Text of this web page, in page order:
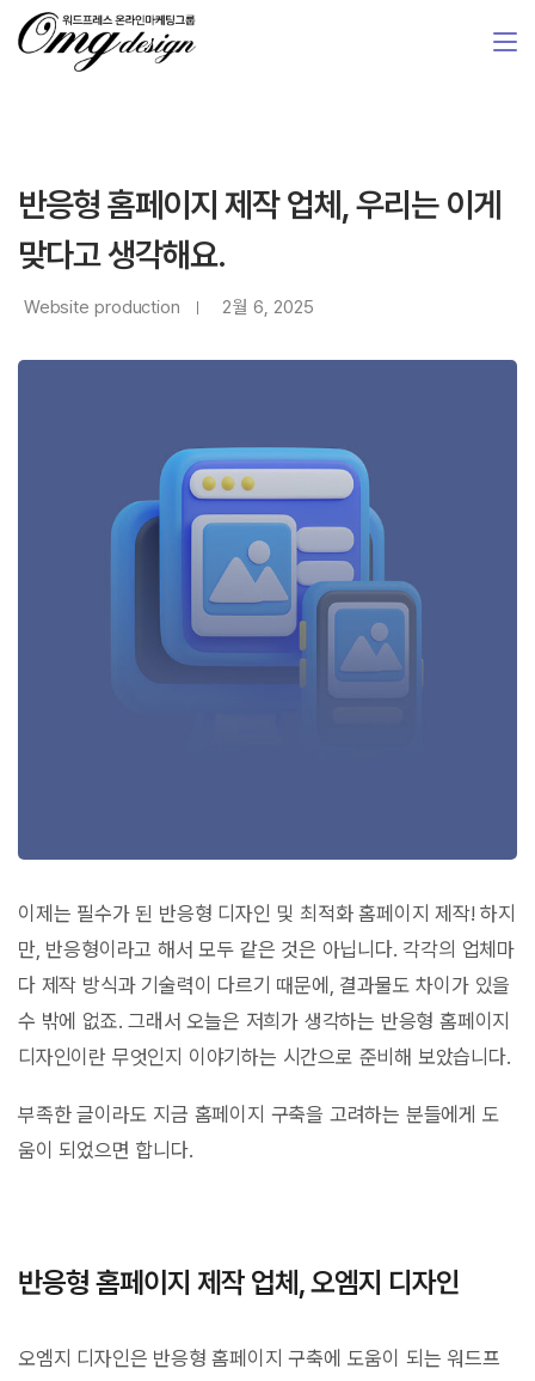
반응형 홈페이지 제작 업체, 우리는 이게
맞다고 생각해요.
Website production 2월 6, 2025
이제는 필수가 된 반응형 디자인 및 최적화 홈페이지 제작! 하지
만, 반응형이라고 해서 모두 같은 것은 아닙니다. 각각의 업체마
다 제작 방식과 기술력이 다르기 때문에, 결과물도 차이가 있을
수 밖에 없죠. 그래서 오늘은 저희가 생각하는 반응형 홈페이지
디자인이란 무엇인지 이야기하는 시간으로 준비해 보았습니다.
부족한 글이라도 지금 홈페이지 구축을 고려하는 분들에게 도
움이 되었으면 합니다.
반응형 홈페이지 제작 업체, 오엠지 디자인
오엠지 디자인은 반응형 홈페이지 구축에 도움이 되는 워드프